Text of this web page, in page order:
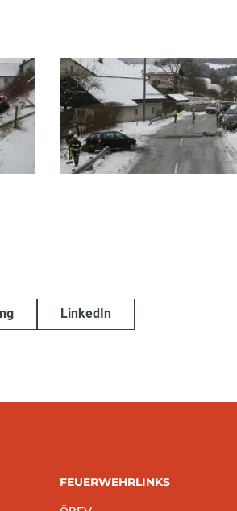
LinkedIn
FEUERWEHRLINKS